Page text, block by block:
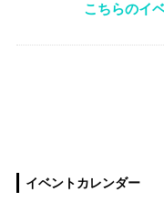
こちらのイ
イベントカレンダー